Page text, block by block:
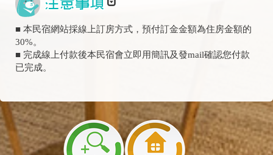
■ 本民宿網站採線上訂房方式，預付訂金金額為住房金額的
30%。
■ 完成線上付款後本民宿會立即用簡訊及發mail確認您付款
已完成。